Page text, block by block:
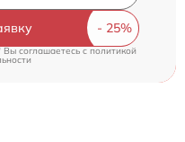
Вы соглашаетесь cполитикой